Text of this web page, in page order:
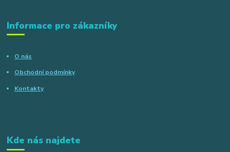
Informace pro zákazníky
O nás
Obchodní podmínky
Kontakty
Kde nás najdete